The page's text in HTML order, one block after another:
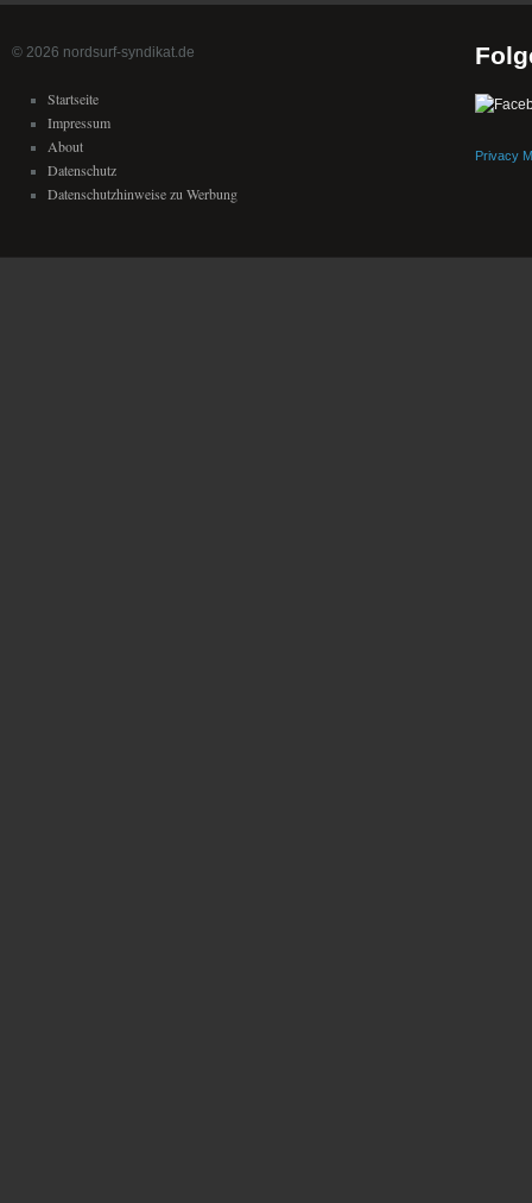
© 2026 nordsurf-syndikat.de
Startseite
Impressum
About
Datenschutz
Datenschutzhinweise zu Werbung
Privacy